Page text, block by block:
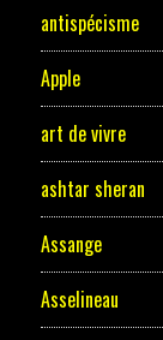
antispécisme
Apple
art de vivre
ashtar sheran
Assange
Asselineau